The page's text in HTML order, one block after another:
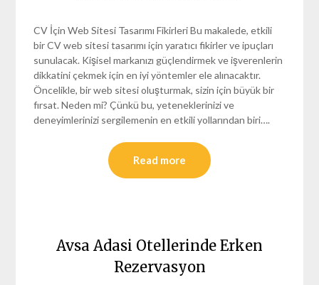
CV İçin Web Sitesi Tasarımı Fikirleri Bu makalede, etkili
bir CV web sitesi tasarımı için yaratıcı fikirler ve ipuçları
sunulacak. Kişisel markanızı güçlendirmek ve işverenlerin
dikkatini çekmek için en iyi yöntemler ele alınacaktır.
Öncelikle, bir web sitesi oluşturmak, sizin için büyük bir
fırsat. Neden mi? Çünkü bu, yeteneklerinizi ve
deneyimlerinizi sergilemenin en etkili yollarından biri….
Read more
Avsa Adasi Otellerinde Erken
Rezervasyon